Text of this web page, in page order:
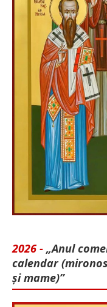
2026 - „Anul
calendar
și mame)”